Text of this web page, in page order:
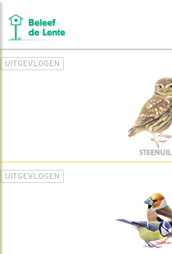
UITGEVLOGEN
STEENUIL
UITGEVLOGEN